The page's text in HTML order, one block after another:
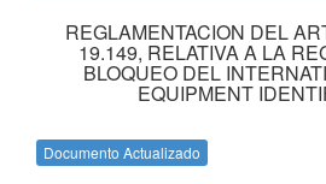
REGLAMENTACION DEL
19.149, RELATIVA A LA
BLOQUEO DEL
EQUIPMENT
Documento Actualizado